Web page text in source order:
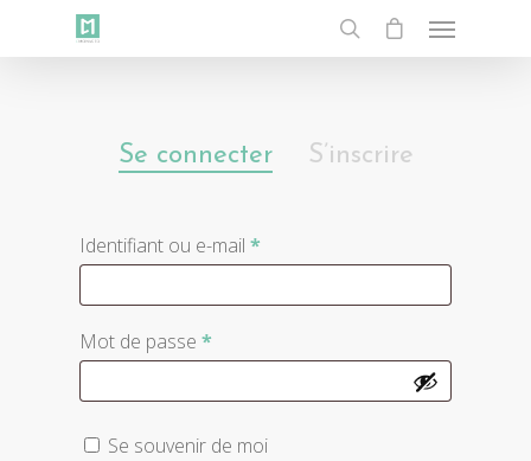
Se connecter S’inscrire
Identifiant ou e-mail *
Mot de passe *
Se souvenir de moi